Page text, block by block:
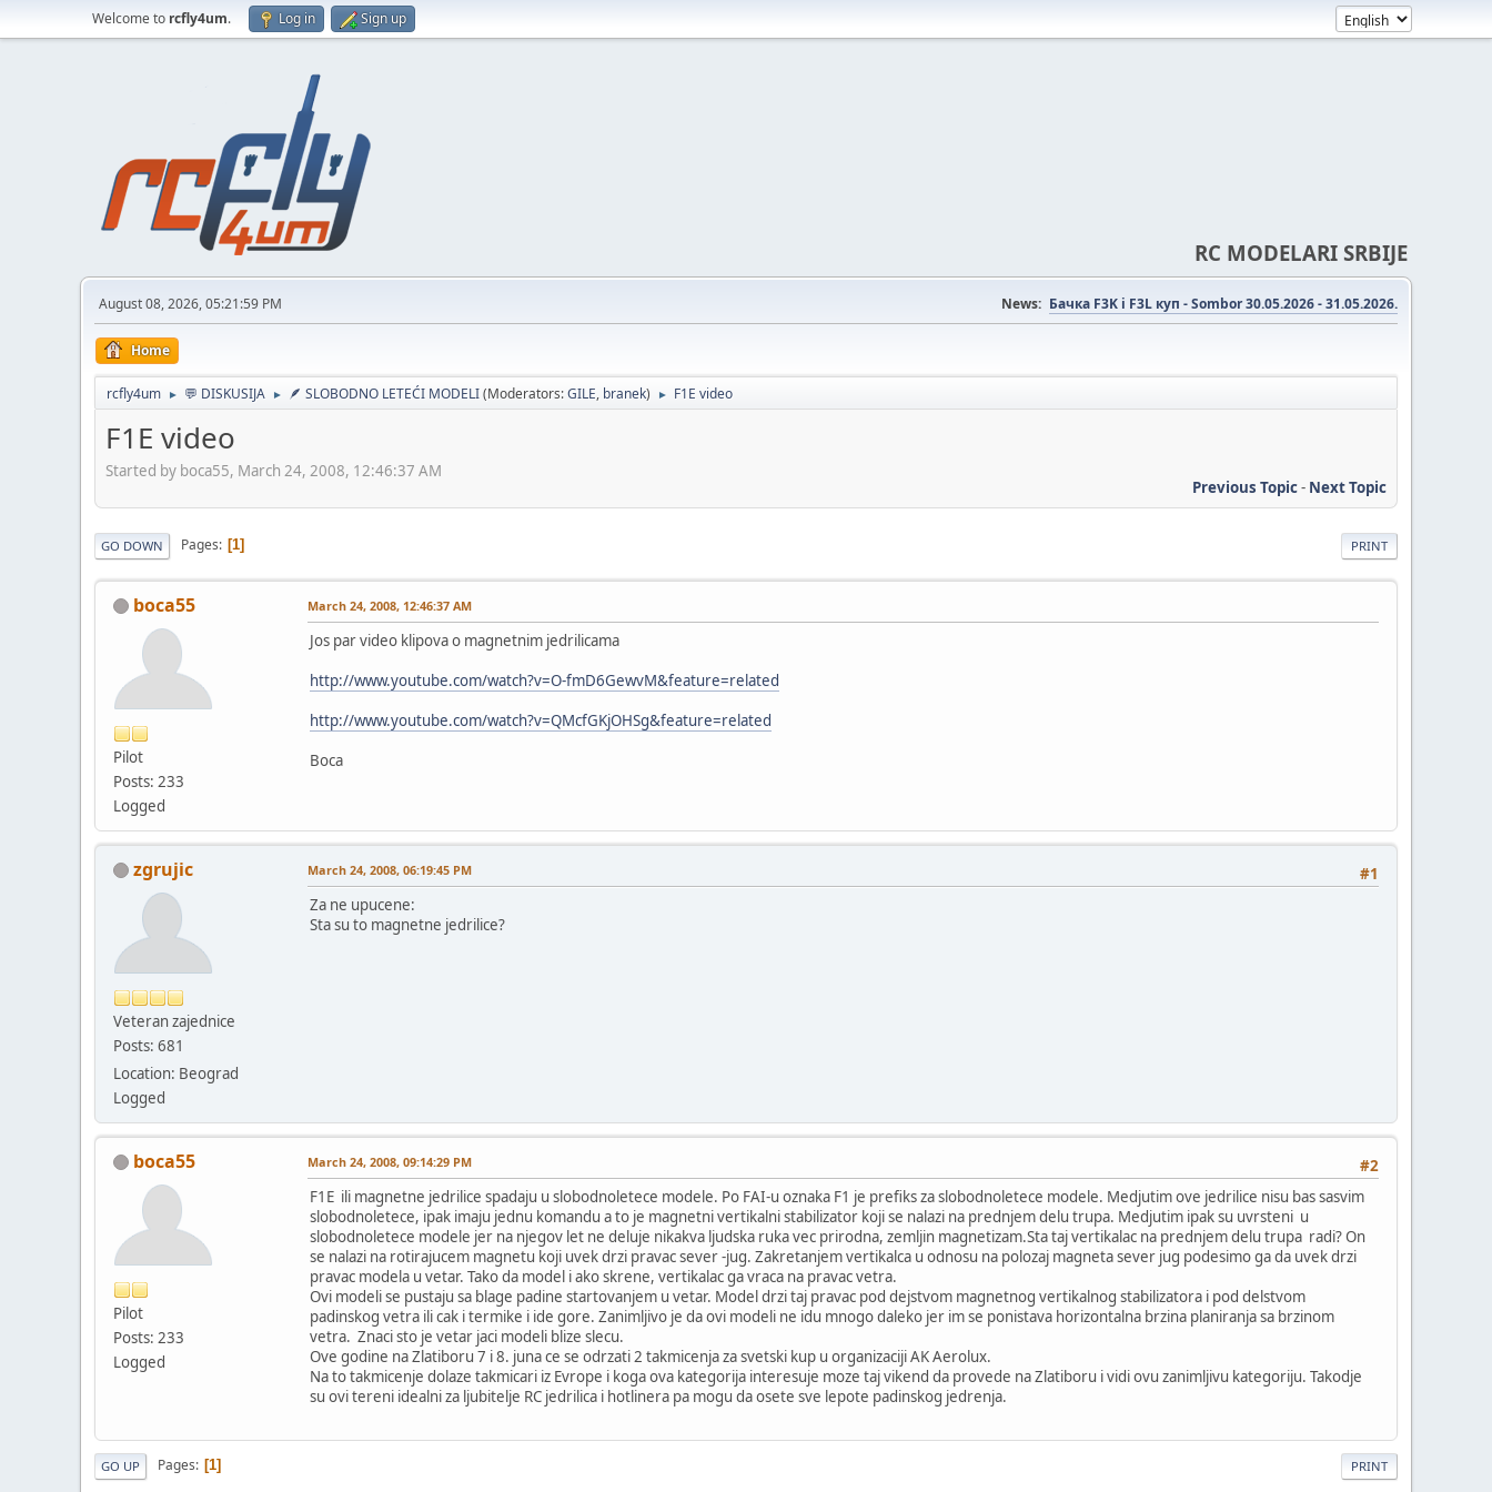
Welcome to rcfly4um. Log in Sign up
RC MODELARI SRBIJE
August 08, 2026, 05:21:59 PM News: Бачка F3K i F3L куп - Sombor 30.05.2026 - 31.05.2026.
Home
rcfly4um ► 💬 DISKUSIJA ► 🪶 SLOBODNO LETEĆI MODELI(Moderators:GILE, branek) ► F1E video
F1E video
Started by boca55, March 24, 2008, 12:46:37 AM
Previous Topic- Next Topic
PRINT
GO DOWN Pages 1
boca55
Pilot
Posts: 233
Logged
March 24, 2008, 12:46:37 AM
Jos par video klipova o magnetnim jedrilicama
http://www.youtube.com/watch?v=O-fmD6GewvM&feature=related
http://www.youtube.com/watch?v=QMcfGKjOHSg&feature=related
Boca
zgrujic
Veteran zajednice
Posts: 681
Location: Beograd
Logged
#1
March 24, 2008, 06:19:45 PM
Za ne upucene:
Sta su to magnetne jedrilice?
boca55
Pilot
Posts: 233
Logged
#2
March 24, 2008, 09:14:29 PM
F1E ili magnetne jedrilice spadaju u slobodnoletece modele. Po FAI-u oznaka F1 je prefiks za slobodnoletece modele. Medjutim ove jedrilice nisu bas sasvim
slobodnoletece, ipak imaju jednu komandu a to je magnetni vertikalni stabilizator koji se nalazi na prednjem delu trupa. Medjutim ipak su uvrsteni u
slobodnoletece modele jer na njegov let ne deluje nikakva ljudska ruka vec prirodna, zemljin magnetizam.Sta taj vertikalac na prednjem delu trupa radi? On
se nalazi na rotirajucem magnetu koji uvek drzi pravac sever -jug. Zakretanjem vertikalca u odnosu na polozaj magneta sever jug podesimo ga da uvek drzi
pravac modela u vetar. Tako da model i ako skrene, vertikalac ga vraca na pravac vetra.
Ovi modeli se pustaju sa blage padine startovanjem u vetar. Model drzi taj pravac pod dejstvom magnetnog vertikalnog stabilizatora i pod delstvom
padinskog vetra ili cak i termike i ide gore. Zanimljivo je da ovi modeli ne idu mnogo daleko jer im se ponistava horizontalna brzina planiranja sa brzinom
vetra. Znaci sto je vetar jaci modeli blize slecu.
Ove godine na Zlatiboru 7 i 8. juna ce se odrzati 2 takmicenja za svetski kup u organizaciji AK Aerolux.
Na to takmicenje dolaze takmicari iz Evrope i koga ova kategorija interesuje moze taj vikend da provede na Zlatiboru i vidi ovu zanimljivu kategoriju. Takodje
su ovi tereni idealni za ljubitelje RC jedrilica i hotlinera pa mogu da osete sve lepote padinskog jedrenja.
PRINT
GO UP Pages 1